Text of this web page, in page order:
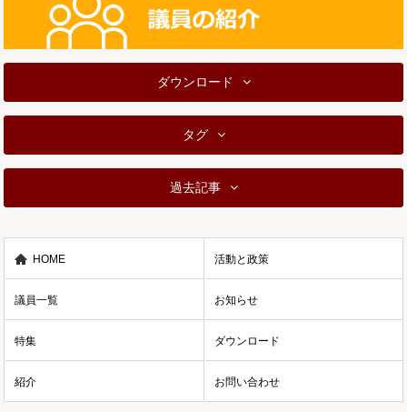
ダウンロード
タグ
過去記事
HOME 活動と政策
議員一覧 お知らせ
特集 ダウンロード
紹介 お問い合わせ